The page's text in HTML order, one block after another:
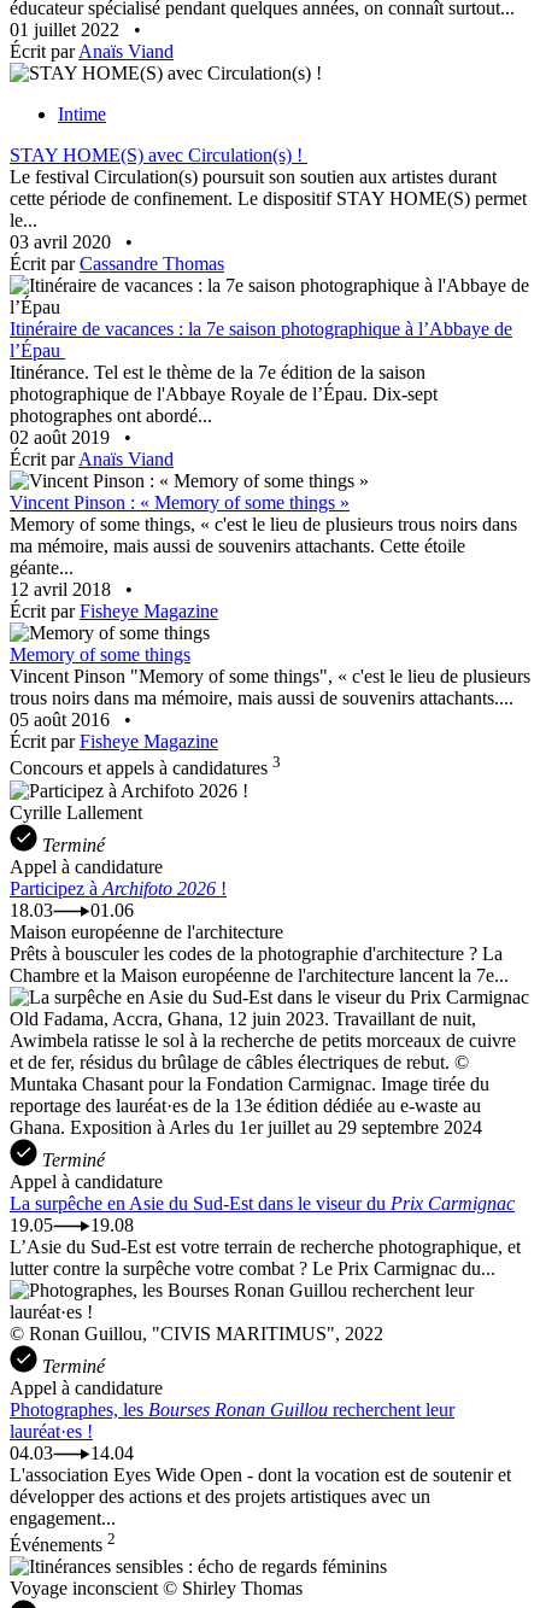
éducateur spécialisé pendant quelques années, on connaît surtout...
01 juillet 2022
•
Écrit parAnaïs Viand
Intime
STAY HOME(S) avec Circulation(s) !
Le festival Circulation(s) poursuit son soutien aux artistes durant
cette période de confinement. Le dispositif STAY HOME(S) permet
le...
03 avril 2020
•
Écrit parCassandre Thomas
Itinéraire de vacances : la 7e saison photographique à l’Abbaye de
l’Épau
Itinérance. Tel est le thème de la 7e édition de la saison
photographique de l'Abbaye Royale de l’Épau. Dix-sept
photographes ont abordé...
02 août 2019
•
Écrit parAnaïs Viand
Vincent Pinson : « Memory of some things »
Memory of some things, « c'est le lieu de plusieurs trous noirs dans
ma mémoire, mais aussi de souvenirs attachants. Cette étoile
géante...
12 avril 2018
•
Écrit parFisheye Magazine
Memory of some things
Vincent Pinson "Memory of some things", « c'est le lieu de plusieurs
trous noirs dans ma mémoire, mais aussi de souvenirs attachants....
05 août 2016
•
Écrit parFisheye Magazine
Concours et appels à candidatures 3
Cyrille Lallement
Terminé
Appel à candidature
Participez à Archifoto 2026 !
18.03
01.06
Maison européenne de l'architecture
Prêts à bousculer les codes de la photographie d'architecture ? La
Chambre et la Maison européenne de l'architecture lancent la 7e...
Old Fadama, Accra, Ghana, 12 juin 2023. Travaillant de nuit,
Awimbela ratisse le sol à la recherche de petits morceaux de cuivre
et de fer, résidus du brûlage de câbles électriques de rebut. ©
Muntaka Chasant pour la Fondation Carmignac. Image tirée du
reportage des lauréat·es de la 13e édition dédiée au e-waste au
Ghana. Exposition à Arles du 1er juillet au 29 septembre 2024
Terminé
Appel à candidature
La surpêche en Asie du Sud-Est dans le viseur du Prix Carmignac
19.05
19.08
L’Asie du Sud-Est est votre terrain de recherche photographique, et
lutter contre la surpêche votre combat ? Le Prix Carmignac du...
© Ronan Guillou, "CIVIS MARITIMUS", 2022
Terminé
Appel à candidature
Photographes, les Bourses Ronan Guillou recherchent leur
lauréat·es !
04.03
14.04
L'association Eyes Wide Open - dont la vocation est de soutenir et
développer des actions et des projets artistiques avec un
engagement...
Événements 2
Voyage inconscient © Shirley Thomas